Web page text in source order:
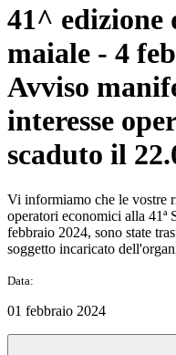
41^ edizione
maiale - 4
Avviso
interesse
scaduto il
Vi informiamo che le vostre
operatori economici alla 41ª
febbraio 2024, sono state
soggetto incaricato
Data:
01 febbraio 2024